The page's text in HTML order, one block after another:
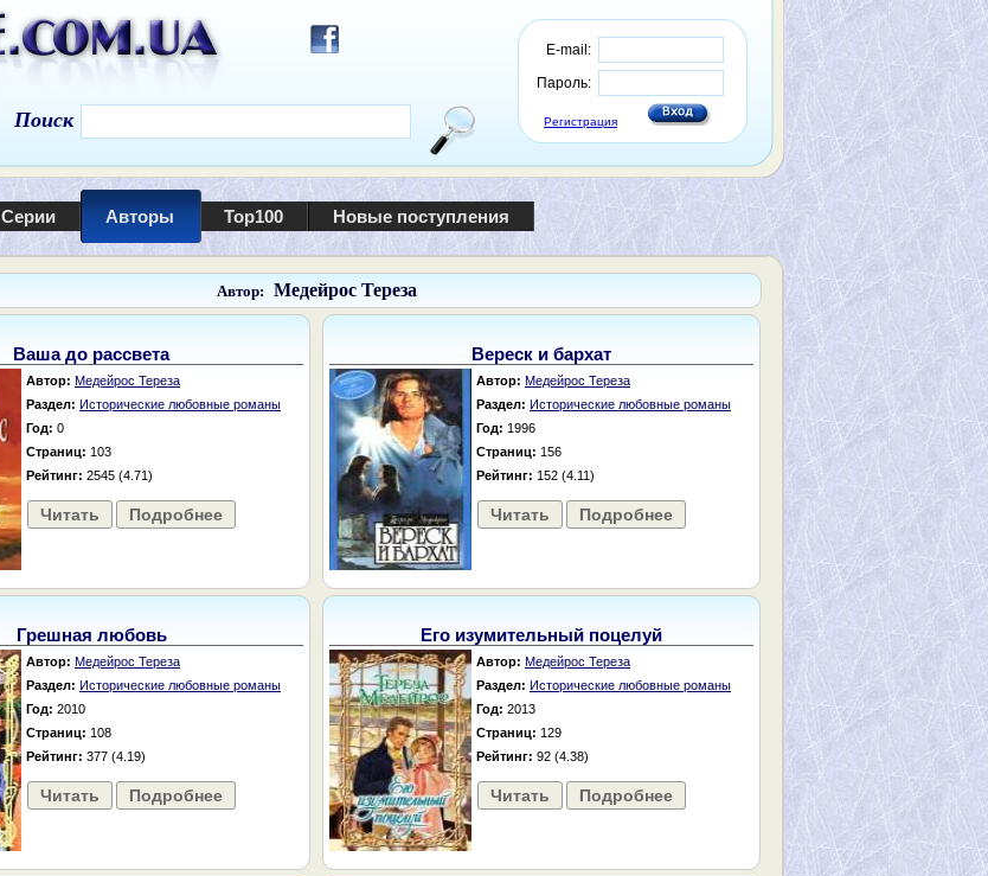
E-mail:
Пароль:
Регистрация
Поиск
Серии Авторы Top100 Новые поступления
Автор: Медейрос Тереза
Ваша до рассвета
Автор: Медейрос Тереза
Раздел: Исторические любовные романы
Год: 0
Страниц: 103
Рейтинг: 2545 (4.71)
Читать Подробнее
Вереск и бархат
Автор: Медейрос Тереза
Раздел: Исторические любовные романы
Год: 1996
Страниц: 156
Рейтинг: 152 (4.11)
Читать Подробнее
Грешная любовь
Автор: Медейрос Тереза
Раздел: Исторические любовные романы
Год: 2010
Страниц: 108
Рейтинг: 377 (4.19)
Читать Подробнее
Его изумительный поцелуй
Автор: Медейрос Тереза
Раздел: Исторические любовные романы
Год: 2013
Страниц: 129
Рейтинг: 92 (4.38)
Читать Подробнее